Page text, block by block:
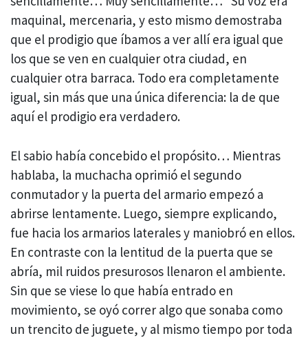
maquinal, mercenaria, y esto mismo demostraba
que el prodigio que íbamos a ver allí era igual que
los que se ven en cualquier otra ciudad, en
cualquier otra barraca. Todo era completamente
igual, sin más que una única diferencia: la de que
aquí el prodigio era verdadero.
El sabio había concebido el propósito… Mientras
hablaba, la muchacha oprimió el segundo
conmutador y la puerta del armario empezó a
abrirse lentamente. Luego, siempre explicando,
fue hacia los armarios laterales y maniobró en ellos.
En contraste con la lentitud de la puerta que se
abría, mil ruidos presurosos llenaron el ambiente.
Sin que se viese lo que había entrado en
movimiento, se oyó correr algo que sonaba como
un trencito de juguete, y al mismo tiempo por toda